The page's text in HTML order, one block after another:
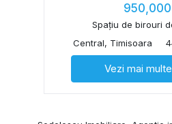
Spațiu de birouri
Central, Timisoara
Vezi mai